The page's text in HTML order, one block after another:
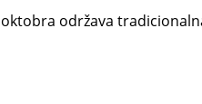
održava